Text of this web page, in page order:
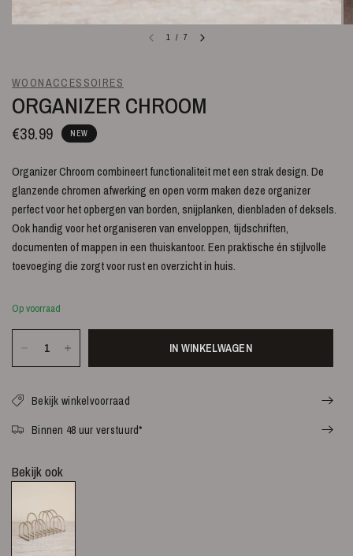
1 / 7
WOONACCESSOIRES
ORGANIZER CHROOM
€39.99 NEW
Organizer Chroom combineert functionaliteit met een strak design. De
glanzende chromen afwerking en open vorm maken deze organizer
perfect voor het opbergen van borden, snijplanken, dienbladen of deksels.
Ook handig voor het organiseren van enveloppen, tijdschriften,
documenten of mappen in een thuiskantoor. Een praktische én stijlvolle
toevoeging die zorgt voor rust en overzicht in huis.
Op voorraad
IN WINKELWAGEN
Bekijk winkelvoorraad
Binnen 48 uur verstuurd*
Bekijk ook